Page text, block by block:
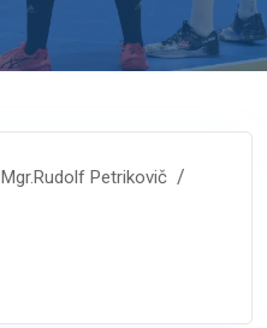
Mgr.Rudolf Petrikovič